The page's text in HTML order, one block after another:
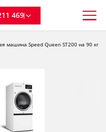
469
машина Speed ​​Queen ST200 на 90 кг